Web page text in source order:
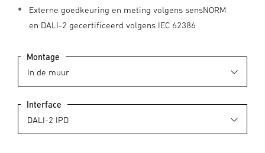
Externe goedkeuring en meting volgens sensNORM
en DALI-2 gecertificeerd volgens IEC 62386
Montage
Interface